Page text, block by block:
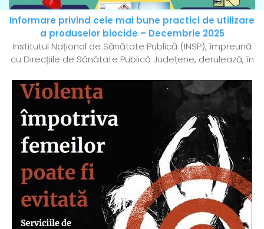
Informare privind cele mai bune practici de utilizare
a produselor biocide – Decembrie 2025
Institutul Național de Sănătate Publică (INSP), împreună
cu Direcțiile de Sănătate Publică Județene, derulează, în